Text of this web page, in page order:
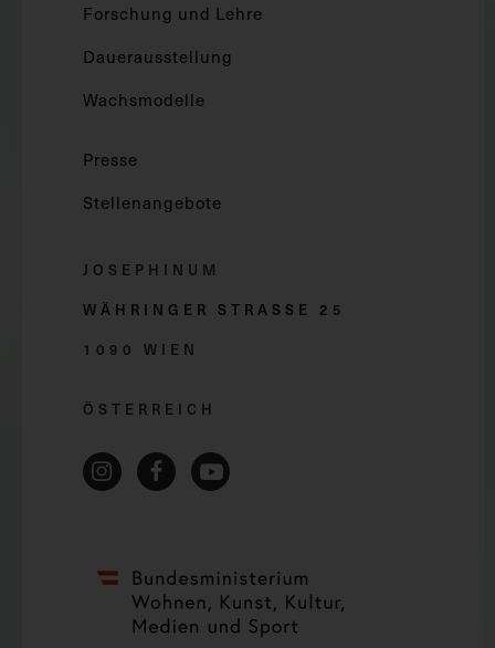
Forschung und Lehre
Dauerausstellung
Wachsmodelle
Presse
Stellenangebote
JOSEPHINUM
WÄHRINGER STRASSE 2 5
1090 WIEN
ÖSTERREICH